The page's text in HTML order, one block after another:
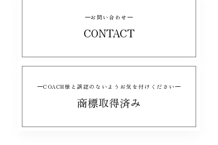
お問い合わせ
CONTACT
COACH様と誤認のないようお気を付けください
商標取得済み